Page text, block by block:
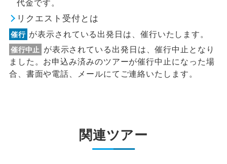
代金です。
リクエスト受付とは
催行 が表示されている出発日は、催行いたします。
催行中止
が表示されている出発日は、催行中止となり
ました。お申込み済みのツアーが催行中止になった場
合、書面や電話、メールにてご連絡いたします。
関連ツアー